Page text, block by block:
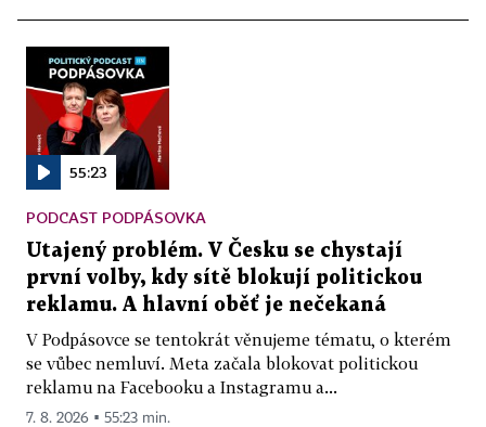
55:23
PODCAST PODPÁSOVKA
Utajený problém. V Česku se chystají
první volby, kdy sítě blokují politickou
reklamu. A hlavní oběť je nečekaná
V Podpásovce se tentokrát věnujeme tématu, o kterém
se vůbec nemluví. Meta začala blokovat politickou
reklamu na Facebooku a Instagramu a...
7. 8. 2026 ▪ 55:23 min.